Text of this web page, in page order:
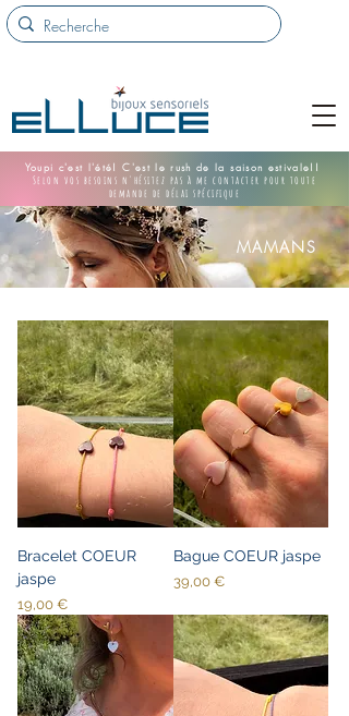
Youpi c'est l'été! C'est le rush de la saison estivale!!
Selon vos besoins n'hésitez pas à me contacter pour toute
demande de délai spécifique
MAMANS
Bracelet COEUR
jaspe
Prix
19,00 €
Bague COEUR jaspe
Prix
39,00 €